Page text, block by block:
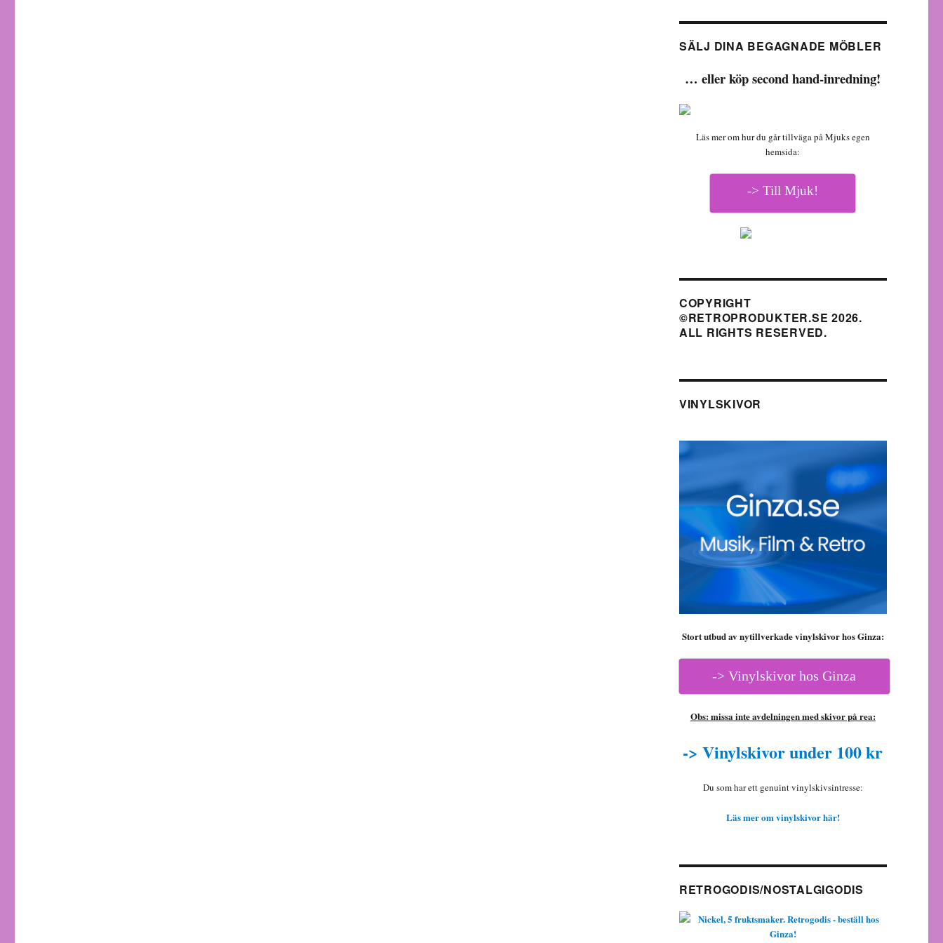
SÄLJ DINA BEGAGNADE MÖBLER
… eller köp second hand-inredning!
Läs mer om hur du går tillväga på Mjuks egen
hemsida:
-> Till Mjuk!
COPYRIGHT
©RETROPRODUKTER.SE 2026.
ALL RIGHTS RESERVED.
VINYLSKIVOR
Stort utbud av nytillverkade vinylskivor hos Ginza:
-> Vinylskivor hos Ginza
Obs: missa inte avdelningen med skivor på rea:
-> Vinylskivor under 100 kr
Du som har ett genuint vinylskivsintresse:
Läs mer om vinylskivor här!
RETROGODIS/NOSTALGIGODIS